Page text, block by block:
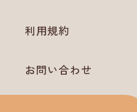
利用規約
お問い合わせ